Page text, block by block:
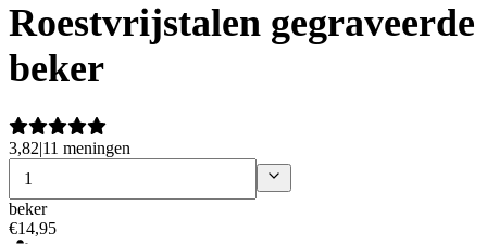
Roestvrijstalen gegraveerde
beker
3,82|11 meningen
beker
€14,95